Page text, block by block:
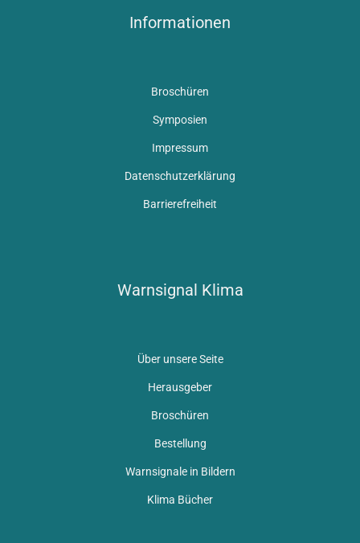
Informationen
Broschüren
Symposien
Impressum
Datenschutzerklärung
Barrierefreiheit
Warnsignal Klima
Über unsere Seite
Herausgeber
Broschüren
Bestellung
Warnsignale in Bildern
Klima Bücher